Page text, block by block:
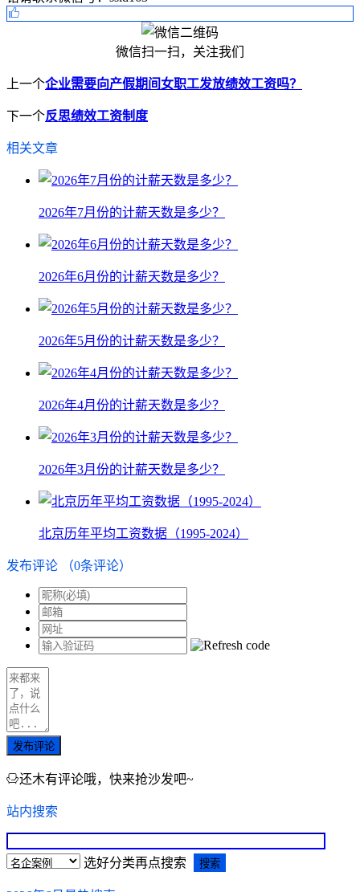
微信扫一扫，关注我们
上一个企业需要向产假期间女职工发放绩效工资吗？
下一个反思绩效工资制度
相关文章
2026年7月份的计薪天数是多少？
2026年6月份的计薪天数是多少？
2026年5月份的计薪天数是多少？
2026年4月份的计薪天数是多少？
2026年3月份的计薪天数是多少？
北京历年平均工资数据（1995-2024）
发布评论 （0条评论）
发布评论
还木有评论哦，快来抢沙发吧~
站内搜索
选好分类再点搜索